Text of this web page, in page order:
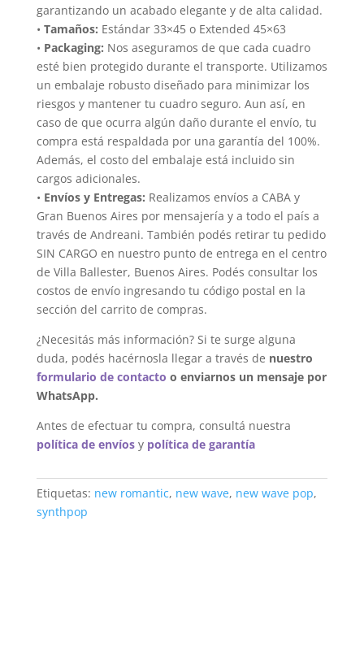
garantizando un acabado elegante y de alta calidad.
• Tamaños: Estándar 33×45 o Extended 45×63
• Packaging: Nos aseguramos de que cada cuadro
esté bien protegido durante el transporte. Utilizamos
un embalaje robusto diseñado para minimizar los
riesgos y mantener tu cuadro seguro. Aun así, en
caso de que ocurra algún daño durante el envío, tu
compra está respaldada por una garantía del 100%.
Además, el costo del embalaje está incluido sin
cargos adicionales.
• Envíos y Entregas: Realizamos envíos a CABA y
Gran Buenos Aires por mensajería y a todo el país a
través de Andreani. También podés retirar tu pedido
SIN CARGO en nuestro punto de entrega en el centro
de Villa Ballester, Buenos Aires. Podés consultar los
costos de envío ingresando tu código postal en la
sección del carrito de compras.
¿Necesitás más información? Si te surge alguna
duda, podés hacérnosla llegar a través de nuestro
formulario de contacto o enviarnos un mensaje por
WhatsApp.
Antes de efectuar tu compra, consultá nuestra
política de envíosy política de garantía
Etiquetas: new romantic, new wave, new wave pop,
synthpop